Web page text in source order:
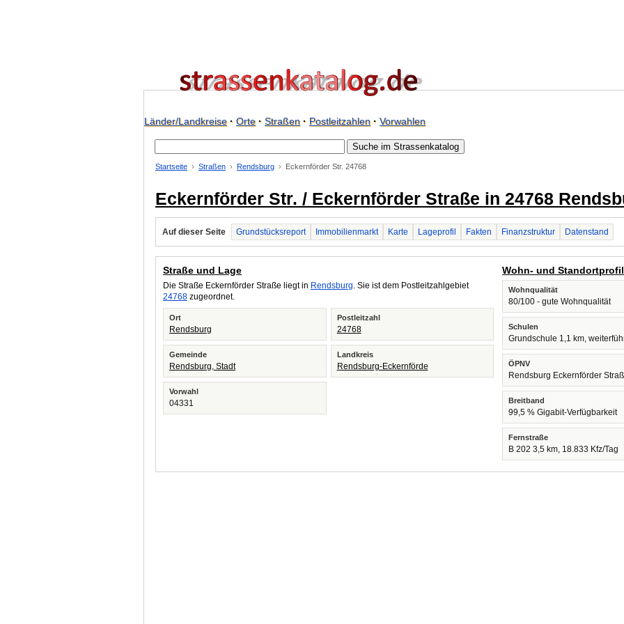
Länder/Landkreise· Orte· Straßen· Postleitzahlen· Vorwahlen
Startseite Straßen Rendsburg Eckernförder Str. 24768
Eckernförder Str. / Eckernförder Straße in 24768
Auf dieser Seite Grundstücksreport Immobilienmarkt Karte Lageprofil Fakten Finanzstruktur Datenstand
Straße und Lage
Die Straße Eckernförder Straße liegt in Rendsburg. Sie ist dem Postleitzahlgebiet
24768 zugeordnet.
Ort
Rendsburg
Postleitzahl
24768
Gemeinde
Rendsburg, Stadt
Landkreis
Rendsburg-Eckernförde
Vorwahl
04331
Wohn- und Standortprofil
Wohnqualität
80/100 - gute Wohnqualität
Schulen
Grundschule 1,1 km,
ÖPNV
Rendsburg Eckernförder
Breitband
99,5 % Gigabit-Verfügbarkeit
Fernstraße
B 202 3,5 km, 18.833 Kfz/Tag